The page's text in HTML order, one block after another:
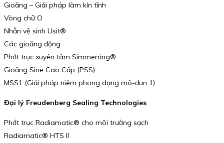
Gioăng – Giải pháp làm kín tĩnh
Vòng chữ O
Nhẫn vệ sinh Usit®
Các gioăng động
Phớt trục xuyên tâm Simmerring®
Gioăng Sine Cao Cấp (PSS)
MSS1 (Giải pháp niêm phong dạng mô-đun 1)
Đại lý Freudenberg Sealing Technologies
Phớt trục Radiamatic® cho môi trường sạch
Radiamatic® HTS II